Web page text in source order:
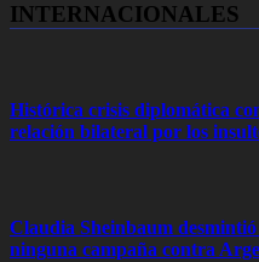
INTERNACIONALES
Histórica crisis diplomática
relación bilateral por los
Claudia Sheinbaum
ninguna campaña contra